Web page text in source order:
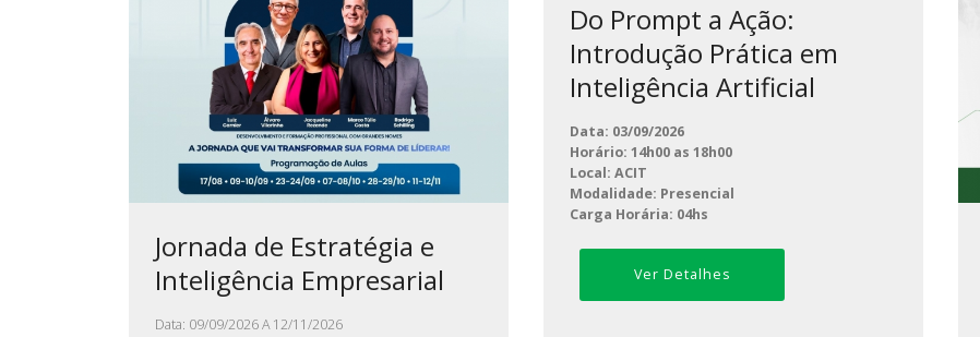
Jornada de Estratégia e
Inteligência Empresarial
Data: 09/09/2026 A 12/11/2026
Do Prompt a Ação:
Introdução Prática em
Inteligência Artificial
Data: 03/09/2026
Horário: 14h00 as 18h00
Local: ACIT
Modalidade: Presencial
Carga Horária: 04hs
Ver Detalhes